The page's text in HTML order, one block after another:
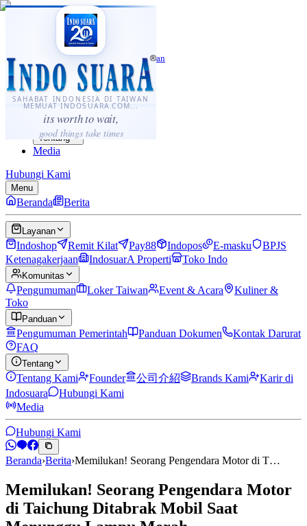
SAHABAT INDONESIA DI TAIWAN
MEMUAT INDOSUARA.COM...
its worth to wait,
good things take times
·...
⌘K
Sahabat Indonesia di Taiwan
Berita
Layanan
Komunitas
Panduan
Tentang
Media
Hubungi Kami
Menu
Beranda Berita
Layanan
Indoshop Remit Kilat Pay88 Indopos E-masku
BPJS
Ketenagakerjaan
IndosuarA Properti Toko Indo
Komunitas
Pengumuman Loker Taiwan Event & Acara
Kuliner &
Toko
Panduan
Pengumuman Pemerintah Panduan Dokumen
Kontak Darurat
FAQ
Tentang
Tentang Kami Founder 公司介紹 Brands Kami
Karir di
Indosuara
Hubungi Kami
Media
Hubungi Kami
Beranda›Berita›Memilukan! Seorang Pengendara Motor di T…
Memilukan! Seorang Pengendara Motor
di Taichung Ditabrak Mobil Saat